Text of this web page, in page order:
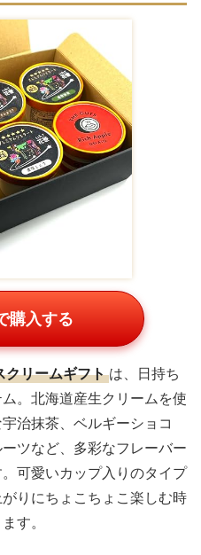
購入する
クリームギフト は、日持ち
。北海道産生クリームを使
治抹茶、ベルギーショコ
ツなど、多彩なフレーバー
可愛いカップ入りのタイプ
りにちょこちょこ楽しむ時
す。